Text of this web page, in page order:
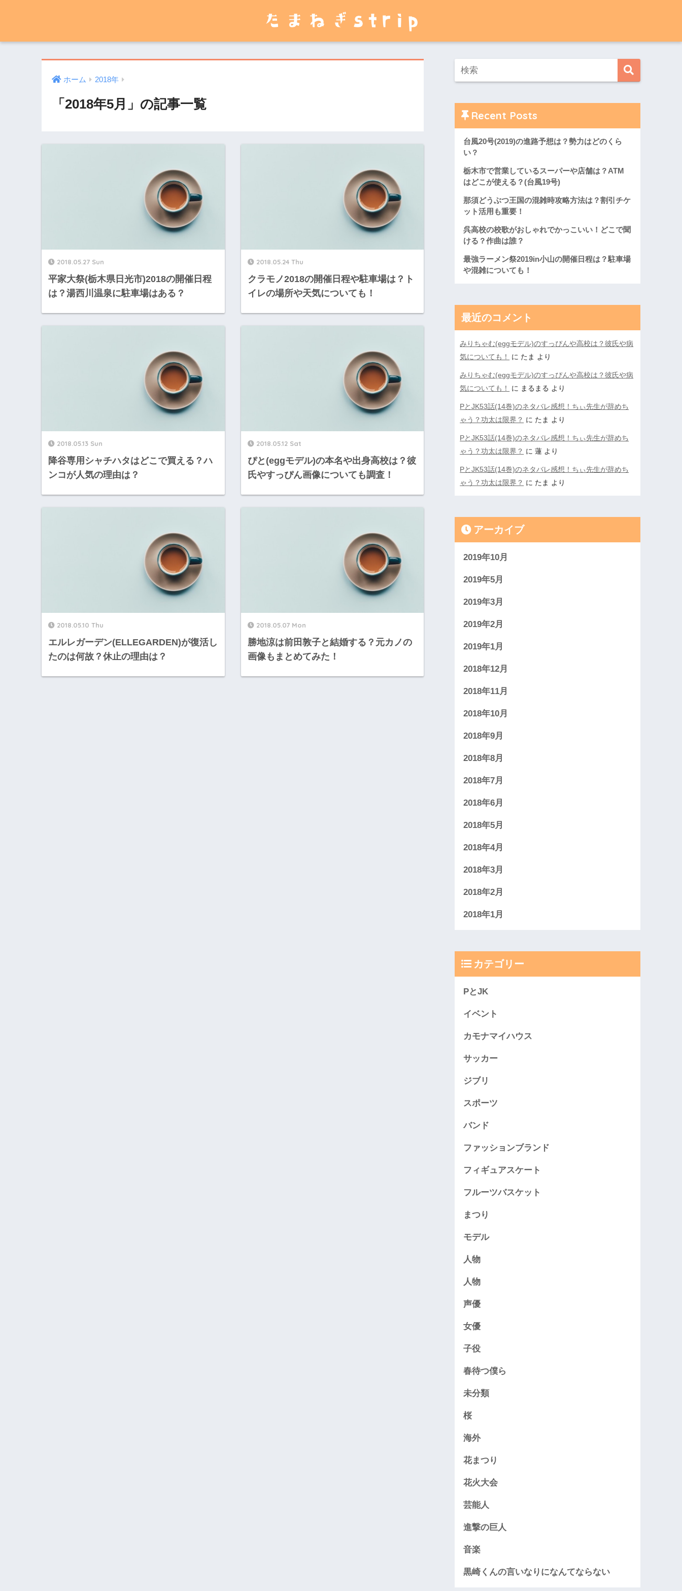
ホーム 2018年
「2018年5月」の記事一覧
2018.05.27 Sun
平家大祭(栃木県日光市)2018の開催日程
は？湯西川温泉に駐車場はある？
2018.05.24 Thu
クラモノ2018の開催日程や駐車場は？ト
イレの場所や天気についても！
2018.05.13 Sun
降谷専用シャチハタはどこで買える？ハ
ンコが人気の理由は？
2018.05.12 Sat
ぴと(eggモデル)の本名や出身高校は？彼
氏やすっぴん画像についても調査！
2018.05.10 Thu
エルレガーデン(ELLEGARDEN)が復活し
たのは何故？休止の理由は？
2018.05.07 Mon
勝地涼は前田敦子と結婚する？元カノの
画像もまとめてみた！
Recent Posts
台風20号(2019)の進路予想は？勢力はどのくら
い？
栃木市で営業しているスーパーや店舗は？ATM
はどこが使える？(台風19号)
那須どうぶつ王国の混雑時攻略方法は？割引チケ
ット活用も重要！
呉高校の校歌がおしゃれでかっこいい！どこで聞
ける？作曲は誰？
最強ラーメン祭2019in小山の開催日程は？駐車場
や混雑についても！
最近のコメント
みりちゃむ(eggモデル)のすっぴんや高校は？彼氏や病
気についても！
に たま より
みりちゃむ(eggモデル)のすっぴんや高校は？彼氏や病
気についても！
に まるまる より
PとJK53話(14巻)のネタバレ感想！ちぃ先生が辞めち
ゃう？功太は限界？ に たま より
PとJK53話(14巻)のネタバレ感想！ちぃ先生が辞めち
ゃう？功太は限界？ に蓮 より
PとJK53話(14巻)のネタバレ感想！ちぃ先生が辞めち
ゃう？功太は限界？ に たま より
アーカイブ
2019年10月
2019年5月
2019年3月
2019年2月
2019年1月
2018年12月
2018年11月
2018年10月
2018年9月
2018年8月
2018年7月
2018年6月
2018年5月
2018年4月
2018年3月
2018年2月
2018年1月
カテゴリー
PとJK
イベント
カモナマイハウス
サッカー
ジブリ
スポーツ
バンド
ファッションブランド
フィギュアスケート
フルーツバスケット
まつり
モデル
人物
人物
声優
女優
子役
春待つ僕ら
未分類
桜
海外
花まつり
花火大会
芸能人
進撃の巨人
音楽
黒崎くんの言いなりになんてならない